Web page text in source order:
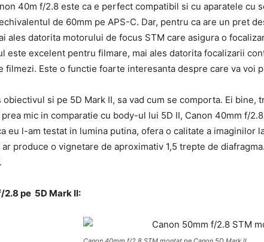
40m f/2.8 este ca e perfect compatibil si cu aparatele
de 60mm pe APS-C. Dar, pentru ca are un pret
ales datorita motorului de focus STM care asigura o
este excelent pentru filmare, mai ales datorita focalizarii
filmezi. Este o functie foarte interesanta despre care va voi
obiectivul si pe 5D Mark II, sa vad cum se comporta. Ei bine,
mic in comparatie cu body-ul lui 5D II, Canon 40mm f/
eu l-am testat in lumina putina, ofera o calitate a
produce o vignetare de aproximativ 1,5 trepte de
2.8 pe 5D Mark II: